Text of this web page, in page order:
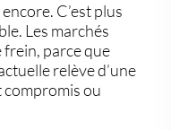
C’est plus
Les marchés
frein, parce que
relève d’une
ou